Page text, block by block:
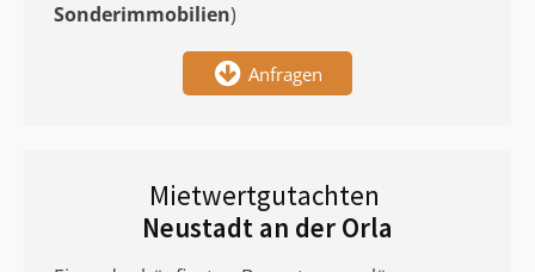
Sonderimmobilien)
Anfragen
Mietwertgutachten
Neustadt an der Orla